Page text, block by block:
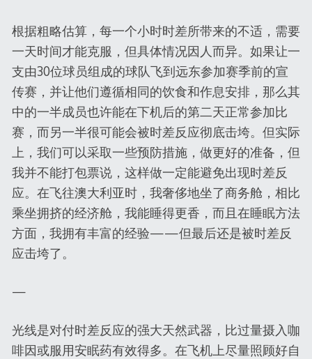
根据粗略估算，每一个小时时差所带来的不适，需要
一天时间才能克服，但具体情况因人而异。如果让一
支由30位球员组成的球队飞到远东参加赛季前的宣
传赛，并让他们遵循相同的饮食和作息安排，那么其
中的一半成员也许能在下机后的第二天正常参加比
赛，而另一半很可能会被时差反应彻底击垮。但实际
上，我们可以采取一些预防措施，做更好的准备，但
我并不能打包票说，这样做一定能避免出现时差反
应。在飞往澳大利亚时，我奢侈地坐了商务舱，相比
乘坐拥挤的经济舱，我能睡得更香，而且在睡眠方法
方面，我拥有丰富的经验——但最后还是被时差反
应击垮了。
—
光线是对付时差反应的强大天然武器，比过量摄入咖
啡因或服用安眠药有效得多。在飞机上尽量照顾好自